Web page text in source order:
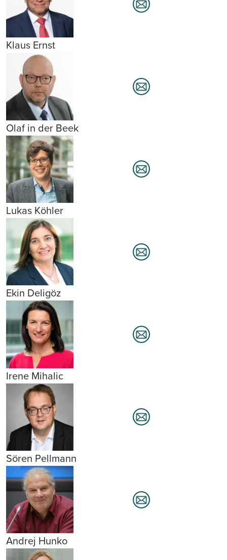
Klaus Ernst
Olaf in der Beek
Lukas Köhler
Ekin Deligöz
Irene Mihalic
Sören Pellmann
Andrej Hunko